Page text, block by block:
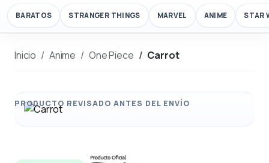
BARATOS STRANGER THINGS MARVEL ANIME STAR
Inicio Anime One Piece Carrot